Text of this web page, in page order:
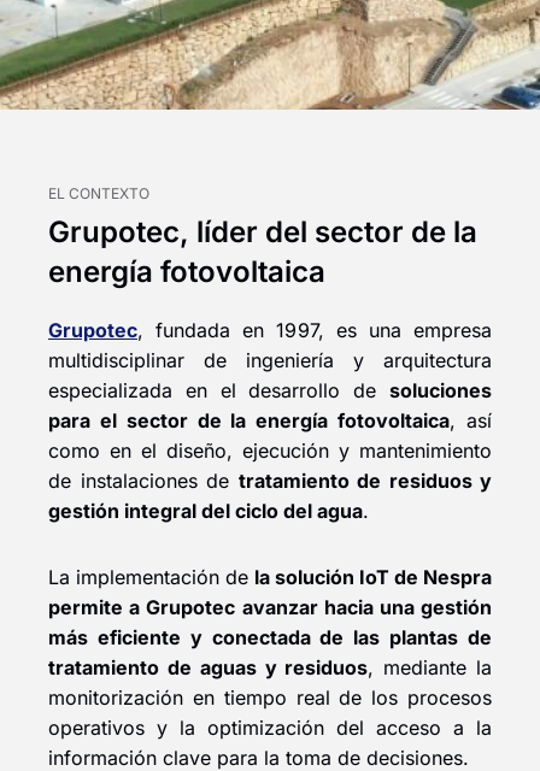
EL CONTEXTO
Grupotec, líder del sector de la
energía fotovoltaica​
Grupotec, fundada en 1997, es una empresa
multidisciplinar de ingeniería y arquitectura
especializada en el desarrollo de soluciones
para el sector de la energía fotovoltaica, así
como en el diseño, ejecución y mantenimiento
de instalaciones de tratamiento de residuos y
gestión integral del ciclo del agua.
La implementación de la solución IoT de Nespra
permite a Grupotec avanzar hacia una gestión
más eficiente y conectada de las plantas de
tratamiento de aguas y residuos, mediante la
monitorización en tiempo real de los procesos
operativos y la optimización del acceso a la
información clave para la toma de decisiones.